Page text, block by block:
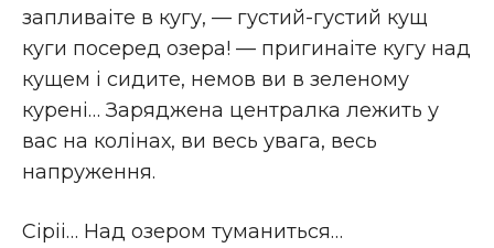
запливаіте в кугу, — густий-густий кущ
куги посеред озера! — пригинаіте кугу над
кущем i сидите, немов ви в зеленому
куренi… Заряджена централка лежить у
вас на колiнах, ви весь увага, весь
напруження.
Сiрiі… Над озером туманиться…